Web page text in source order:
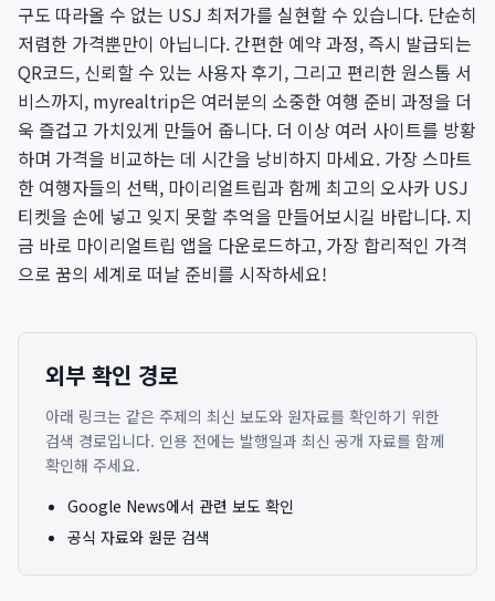
구도 따라올 수 없는 USJ 최저가를 실현할 수 있습니다. 단순히
저렴한 가격뿐만이 아닙니다. 간편한 예약 과정, 즉시 발급되는
QR코드, 신뢰할 수 있는 사용자 후기, 그리고 편리한 원스톱 서
비스까지, myrealtrip은 여러분의 소중한 여행 준비 과정을 더
욱 즐겁고 가치있게 만들어 줍니다. 더 이상 여러 사이트를 방황
하며 가격을 비교하는 데 시간을 낭비하지 마세요. 가장 스마트
한 여행자들의 선택, 마이리얼트립과 함께 최고의 오사카 USJ
티켓을 손에 넣고 잊지 못할 추억을 만들어보시길 바랍니다. 지
금 바로 마이리얼트립 앱을 다운로드하고, 가장 합리적인 가격
으로 꿈의 세계로 떠날 준비를 시작하세요!
외부 확인 경로
아래 링크는 같은 주제의 최신 보도와 원자료를 확인하기 위한
검색 경로입니다. 인용 전에는 발행일과 최신 공개 자료를 함께
확인해 주세요.
Google News에서 관련 보도 확인
공식 자료와 원문 검색